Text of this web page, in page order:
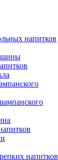
напитков
напитков